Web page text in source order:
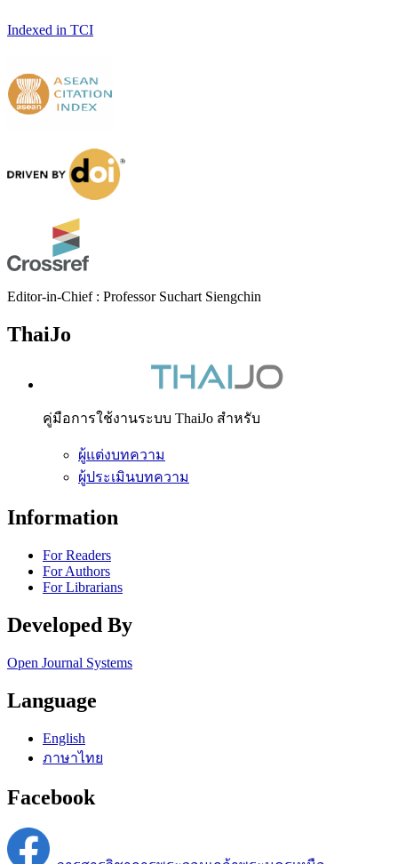
Indexed in TCI
Editor-in-Chief : Professor Suchart Siengchin
ThaiJo
คู่มือการใช้งานระบบ ThaiJo สำหรับ
ผู้แต่งบทความ
ผู้ประเมินบทความ
Information
For Readers
For Authors
For Librarians
Developed By
Open Journal Systems
Language
English
ภาษาไทย
Facebook